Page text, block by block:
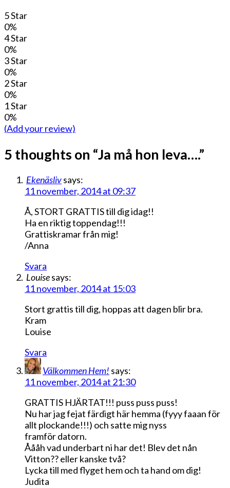
5 Star
0%
4 Star
0%
3 Star
0%
2 Star
0%
1 Star
0%
(Add your review)
5 thoughts on “Ja må hon leva….”
Ekenäslivsays:
11 november, 2014 at 09:37
Å, STORT GRATTIS till dig idag!!
Ha en riktig toppendag!!!
Grattiskramar från mig!
/Anna
Svara
Louisesays:
11 november, 2014 at 15:03
Stort grattis till dig, hoppas att dagen blir bra.
Kram
Louise
Svara
Välkommen Hem! says:
11 november, 2014 at 21:30
GRATTIS HJÄRTAT!!! puss puss puss!
Nu har jag fejat färdigt här hemma (fyyy faaan för
allt plockande!!!) och satte mig nyss
framför datorn.
Åååh vad underbart ni har det! Blev det nån
Vitton?? eller kanske två?
Lycka till med flyget hem och ta hand om dig!
Judita